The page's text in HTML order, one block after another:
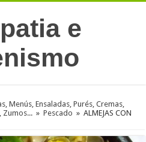
Menús, Ensaladas, Purés, Cremas,
Zumos... » Pescado » ALMEJAS CON